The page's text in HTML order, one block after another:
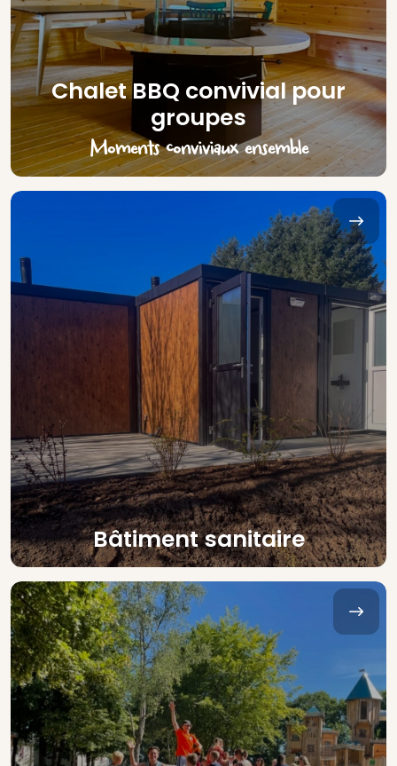
Chalet BBQ convivial pour
groupes
Moments conviviaux ensemble
Bâtiment sanitaire